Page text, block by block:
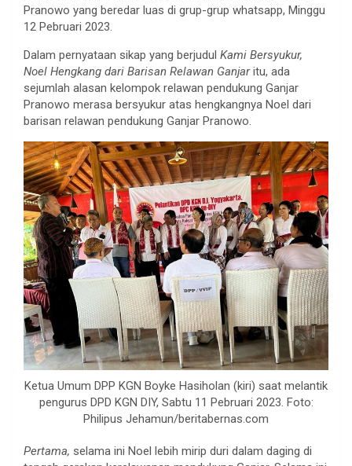
Pranowo yang beredar luas di grup-grup whatsapp, Minggu
12 Pebruari 2023.
Dalam pernyataan sikap yang berjudul Kami Bersyukur,
Noel Hengkang dari Barisan Relawan Ganjaritu, ada
sejumlah alasan kelompok relawan pendukung Ganjar
Pranowo merasa bersyukur atas hengkangnya Noel dari
barisan relawan pendukung Ganjar Pranowo.
Ketua Umum DPP KGN Boyke Hasiholan (kiri) saat melantik
pengurus DPD KGN DIY, Sabtu 11 Pebruari 2023. Foto:
Philipus Jehamun/beritabernas.com
Pertama, selama ini Noel lebih mirip duri dalam daging di